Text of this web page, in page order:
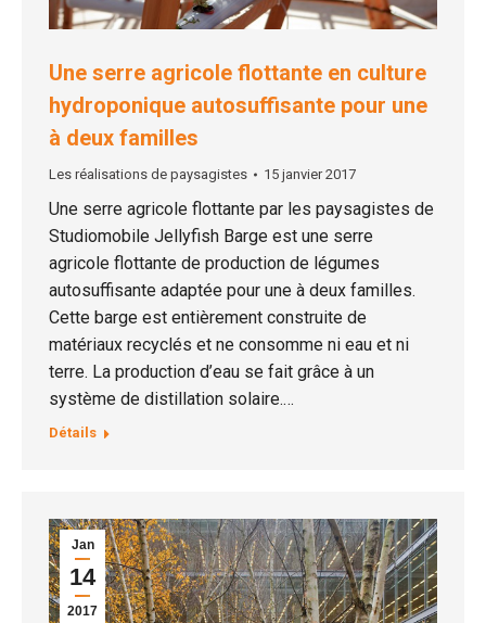
Une serre agricole flottante en culture
hydroponique autosuffisante pour une
à deux familles
Les réalisations de paysagistes 15 janvier 2017
Une serre agricole flottante par les paysagistes de
Studiomobile Jellyfish Barge est une serre
agricole flottante de production de légumes
autosuffisante adaptée pour une à deux familles.
Cette barge est entièrement construite de
matériaux recyclés et ne consomme ni eau et ni
terre. La production d’eau se fait grâce à un
système de distillation solaire.…
Détails
Jan
14
2017